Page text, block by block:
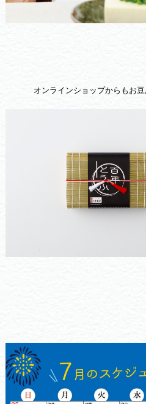
オンラインショップからもお